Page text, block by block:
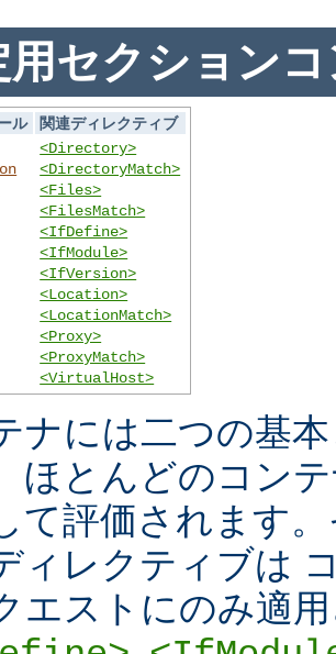
用セクション
ル
関連ディレクティブ
<Directory>
<DirectoryMatch>
<Files>
<FilesMatch>
<IfDefine>
<IfModule>
<IfVersion>
<Location>
<LocationMatch>
<Proxy>
<ProxyMatch>
<VirtualHost>
ナには二つの基
ほとんどのコン
て評価されます
ィレクティブは
エストにのみ適